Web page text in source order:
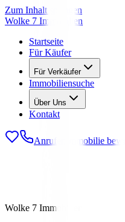
Zum Inhalt springen
Wolke 7 Immobilien
Startseite
Für Käufer
Für Verkäufer
Immobiliensuche
Über Uns
Kontakt
Anrufen Immobilie
Wolke 7 Immobilien